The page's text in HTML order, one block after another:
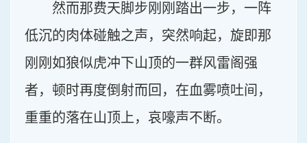
然而那费天脚步刚刚踏出一步，一阵
低沉的肉体碰触之声，突然响起，旋即那
刚刚如狼似虎冲下山顶的一群风雷阁强
者，顿时再度倒射而回，在血雾喷吐间，
重重的落在山顶上，哀嚎声不断。